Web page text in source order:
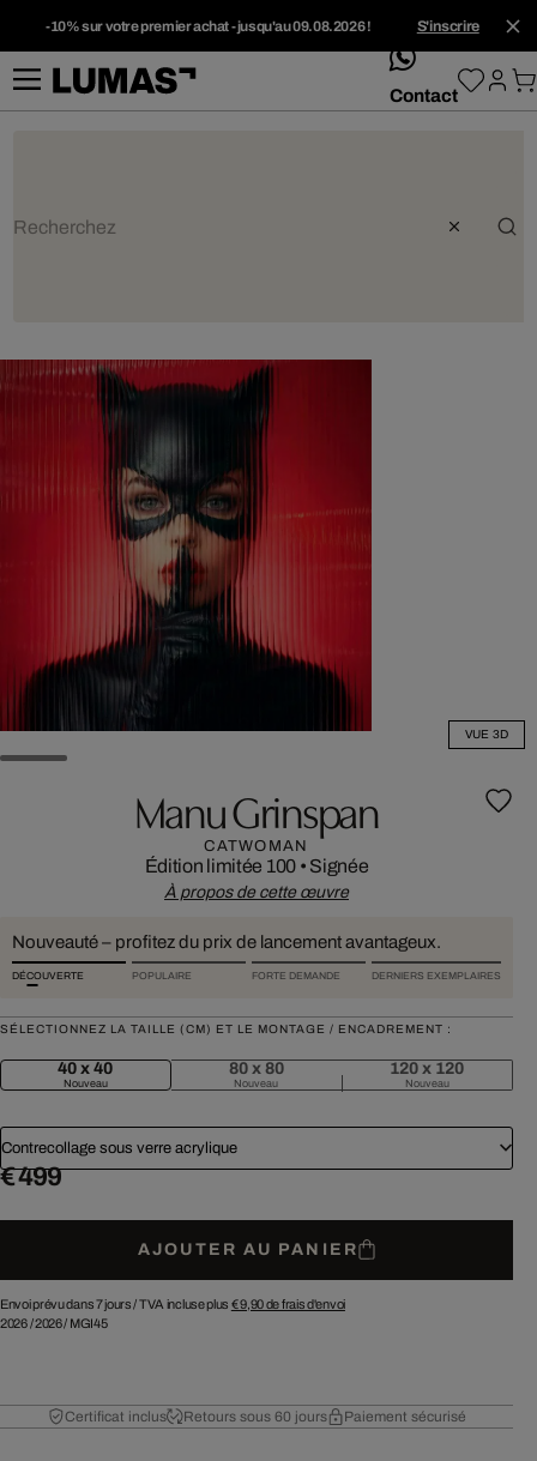
-10% sur votre premier achat - jusqu'au 09.08.2026 ! S'inscrire
whatsApp
Contact
VUE 3D
Manu Grinspan
CATWOMAN
Édition limitée 100 • Signée
À propos de cette œuvre
Nouveauté – profitez du prix de lancement avantageux.
DÉCOUVERTE POPULAIRE FORTE DEMANDE DERNIERS EXEMPLAIRES
SÉLECTIONNEZ LA TAILLE (CM) ET LE MONTAGE / ENCADREMENT :
40 x 40
Nouveau
80 x 80
Nouveau
120 x 120
Nouveau
Contrecollage sous verre acrylique
€ 499
AJOUTER AU PANIER
Envoi prévu dans 7 jours /TVA incluse plus € 9,90de frais d'envoi
2026/2026/ MGI45
Certificat inclus Retours sous 60 jours Paiement sécurisé